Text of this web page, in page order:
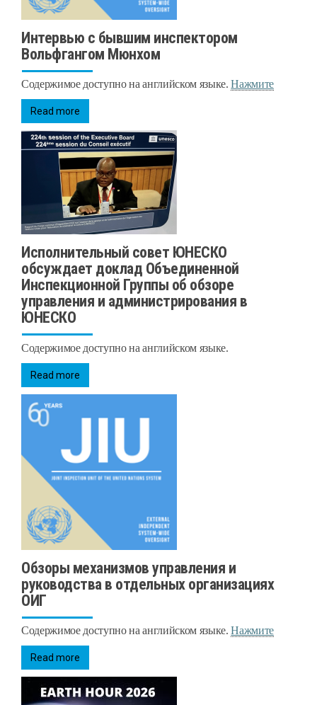
Интервью с бывшим инспектором
Вольфгангом Мюнхом
Содержимое доступно на английском языке. Нажмите
Read more
Исполнительный совет ЮНЕСКО
обсуждает доклад Объединенной
Инспекционной Группы об обзоре
управления и администрирования в
ЮНЕСКО
Содержимое доступно на английском языке.
Read more
Обзоры механизмов управления и
руководства в отдельных организациях
ОИГ
Содержимое доступно на английском языке. Нажмите
Read more